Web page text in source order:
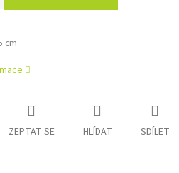
cm
ZEPTAT SE HLÍDAT SDÍLET